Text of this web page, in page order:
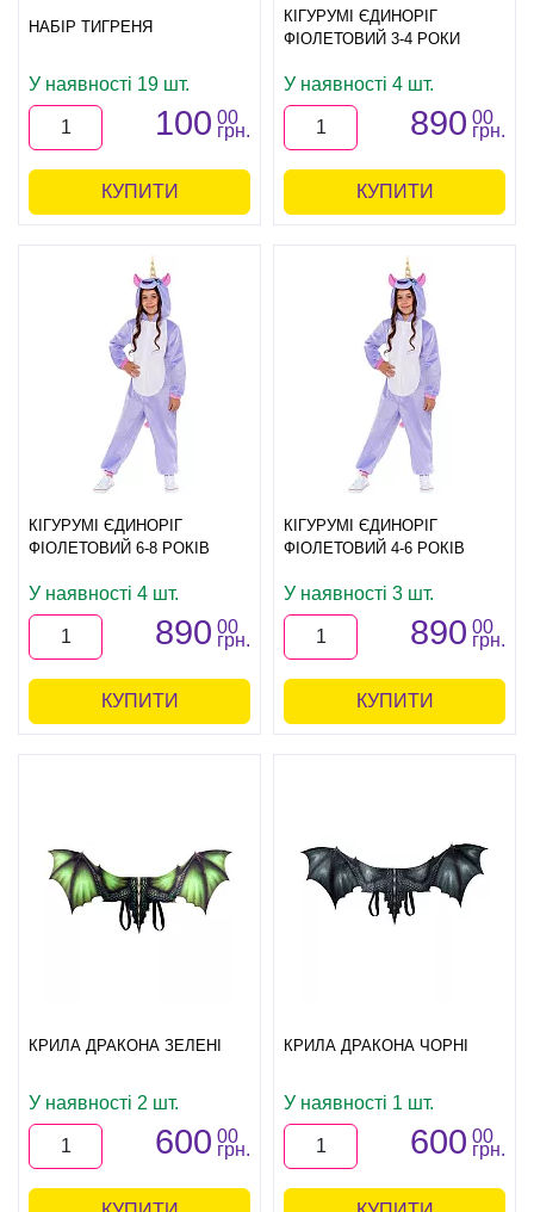
НАБІР ТИГРЕНЯ
У наявності 19 шт.
100 00
грн.
КУПИТИ
КІГУРУМІ ЄДИНОРІГ
ФІОЛЕТОВИЙ 3-4 РОКИ
У наявності 4 шт.
890 00
грн.
КУПИТИ
КІГУРУМІ ЄДИНОРІГ
ФІОЛЕТОВИЙ 6-8 РОКІВ
У наявності 4 шт.
890 00
грн.
КУПИТИ
КІГУРУМІ ЄДИНОРІГ
ФІОЛЕТОВИЙ 4-6 РОКІВ
У наявності 3 шт.
890 00
грн.
КУПИТИ
КРИЛА ДРАКОНА ЗЕЛЕНІ
У наявності 2 шт.
600 00
грн.
КРИЛА ДРАКОНА ЧОРНІ
У наявності 1 шт.
600 00
грн.